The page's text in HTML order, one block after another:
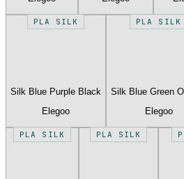
PLA SILK
Silk Blue Purple Black
Elegoo
PLA SILK
Silk Blue Green
Elegoo
PLA SILK PLA SILK